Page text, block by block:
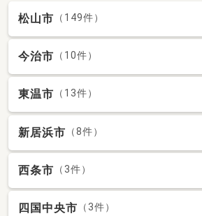
松山市 （149件）
今治市 （10件）
東温市 （13件）
新居浜市 （8件）
西条市 （3件）
四国中央市 （3件）